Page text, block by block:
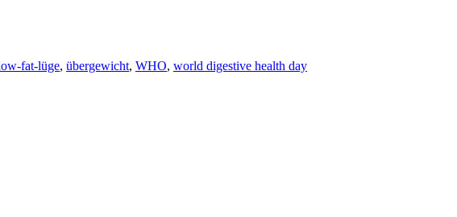
fat-lüge, übergewicht, WHO, world digestive health day